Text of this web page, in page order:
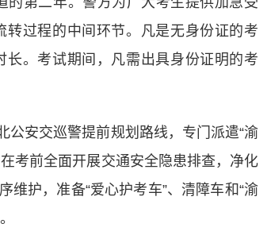
过程的中间环节。凡是无身份证的考
。考试期间，凡需出具身份证明的考
安交巡警提前规划路线，专门派遣“渝
考前全面开展交通安全隐患排查，净化
护，准备“爱心护考车”、清障车和“渝